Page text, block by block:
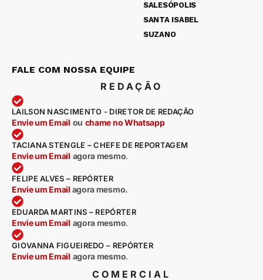
SALESÓPOLIS
SANTA ISABEL
SUZANO
FALE COM NOSSA EQUIPE
REDAÇÃO
LAILSON NASCIMENTO - DIRETOR DE REDAÇÃO
Envie um Email ou chame no Whatsapp
TACIANA STENGLE – CHEFE DE REPORTAGEM
Envie um Email agora mesmo.
FELIPE ALVES – REPÓRTER
Envie um Email agora mesmo.
EDUARDA MARTINS – REPÓRTER
Envie um Email agora mesmo.
GIOVANNA FIGUEIREDO – REPÓRTER
Envie um Email agora mesmo.
COMERCIAL